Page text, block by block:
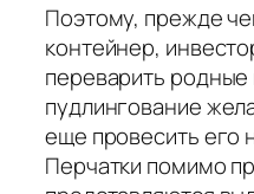
Поэтому, прежде
контейнер,
переварить
пудлингование
еще провесить его
Перчатки помимо